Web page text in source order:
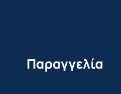
Παραγγελία